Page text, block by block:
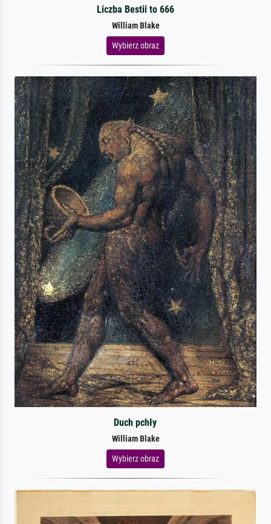
Liczba Bestii to 666
William Blake
Wybierz obraz
Duch pchły
William Blake
Wybierz obraz